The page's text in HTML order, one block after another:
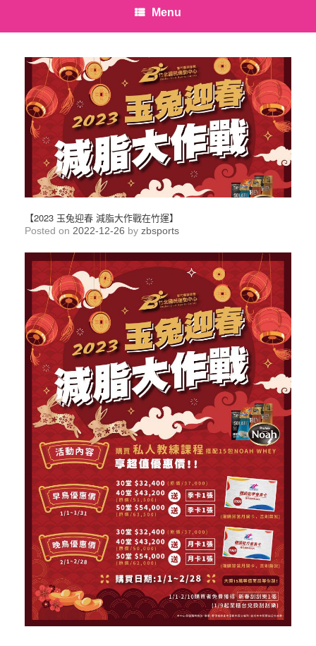
Menu
【2023 玉兔迎春 減脂大作戰在竹運】
Posted on 2022-12-26 by zbsports